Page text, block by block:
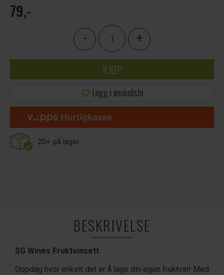
79,-
- +
KJØP
Legg i ønskeliste
20+ på lager
BESKRIVELSE
SG Wines Fruktvinsett
Oppdag hvor enkelt det er å lage din egen fruktvin! Med